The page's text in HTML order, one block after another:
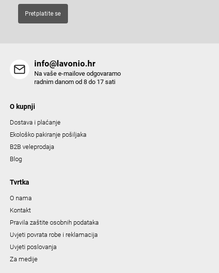
Pretplatite se
info@lavonio.hr
Na vaše e-mailove odgovaramo
radnim danom od 8 do 17 sati
O kupnji
Dostava i plaćanje
Ekološko pakiranje pošiljaka
B2B veleprodaja
Blog
Tvrtka
O nama
Kontakt
Pravila zaštite osobnih podataka
Uvjeti povrata robe i reklamacija
Uvjeti poslovanja
Za medije